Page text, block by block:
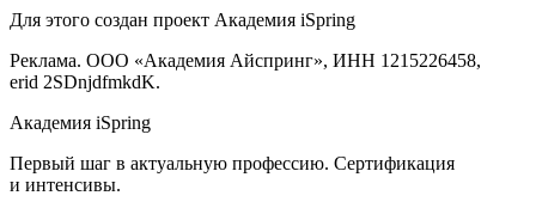
Для этого создан проект Академия iSpring
Реклама. ООО «Академия Айспринг», ИНН 1215226458,
erid 2SDnjdfmkdK.
Академия iSpring
Первый шаг в актуальную профессию. Сертификация
и интенсивы.